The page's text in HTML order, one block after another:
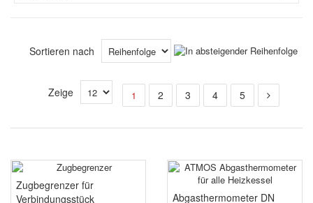
Sortieren nach
Zeige 1 2 3 4 5
Zugbegrenzer für
Verbindungsstück
Abgasthermometer DN